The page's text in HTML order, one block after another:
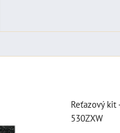
Reťazový kit
530ZXW